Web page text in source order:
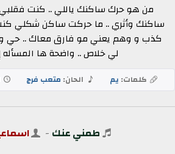
من هو حرك ساكنك ياللي .. كنت
ساكنك وأثري .. ما حركت ساكن شكلي
كذب و وهم يعني مو فارق معاك .. حي
لي خلاص .. واضحة ها المسأله
كلمات: يم الحان: متعب فرج
طمني عنك -